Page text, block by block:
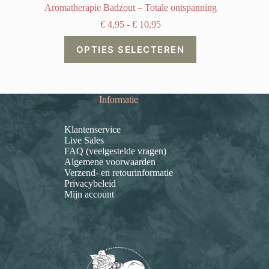
Aromatherapie Badzout – Totale ontspanning
€4,95 - €10,95Prijsklasse:
€ 4,95
tot
OPTIES SELECTEREN
product
heeft
Deze
optie
gekozen
op
de
productpagina
Informatie
Klantenservice
Live Sales
FAQ (veelgestelde vragen)
Algemene voorwaarden
Verzend- en retourinformatie
Privacybeleid
Mijn account